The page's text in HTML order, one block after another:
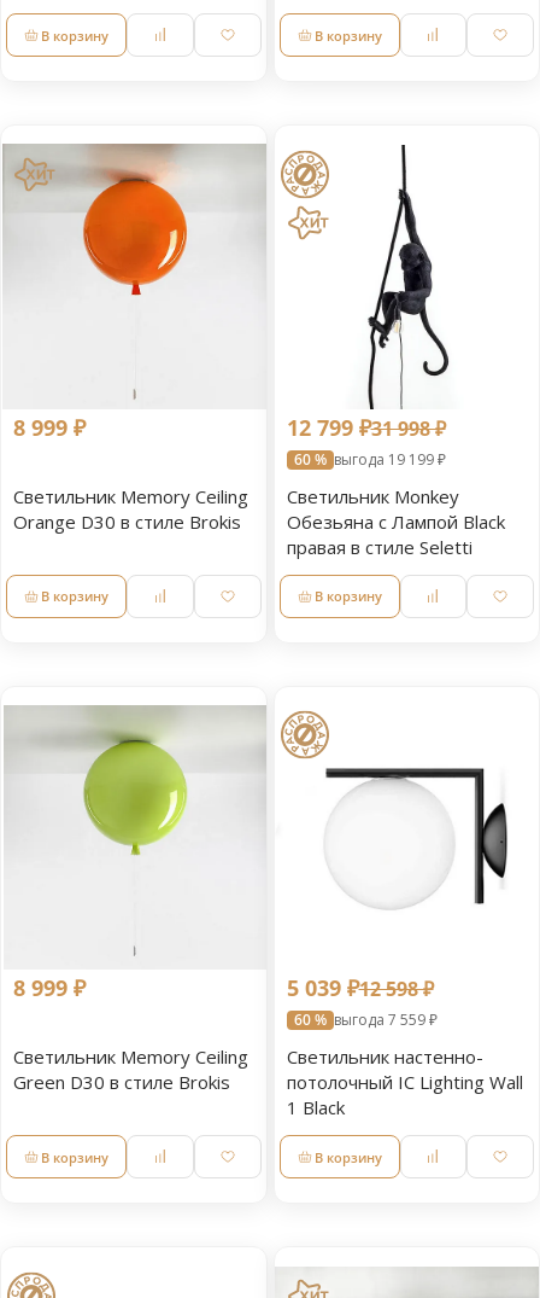
В корзину В корзину
8 999 ₽
Светильник Memory Ceiling
Orange D30 в стиле Brokis
В корзину
12 799 ₽31 998 ₽
60 % выгода 19 199 ₽
Светильник Monkey
Обезьяна с Лампой Black
правая в стиле Seletti
В корзину
8 999 ₽
Светильник Memory Ceiling
Green D30 в стиле Brokis
В корзину
5 039 ₽12 598 ₽
60 % выгода 7 559 ₽
Светильник настенно-
потолочный IC Lighting Wall
1 Black
В корзину